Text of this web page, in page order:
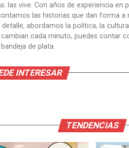
vive. Con años de experiencia en
las historias que dan forma a
abordamos la política, la
cada minuto, puedes contar
de plata.
INTERESAR
TENDENCIAS